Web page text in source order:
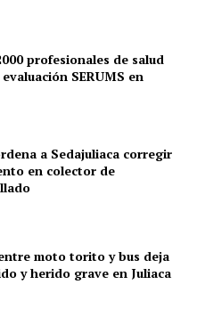
profesionales de salud
SERUMS en
a Sedajuliaca corregir
en colector de
moto torito y bus deja
y herido grave en Juliaca